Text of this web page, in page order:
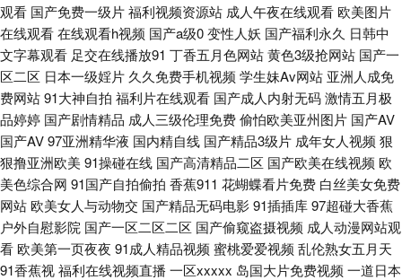
69 91专区探花 91原创大神 欧州A片 91网址导航 人妻丝袜二区 91亚洲精品
婷婷在线 日韩深夜肏逼啪啪啪 色爸爸福利导航 美日韩无码 91黄色视频在线
观看 久久国产精品黄毛片 91久久国产精品 麻豆爱爱网 91cn熟女 韩日a级 亚
洲人妻ntr 国产精品视频九九 日韩色情专区 海角社区福利专区 夜夜骑人人乐
豆花网站官网入口 先锋在线资源av 午夜剧场体验一分钟 超碰四虎东方精品
四虎官网男人AV 91黄色传媒 在线观看第一区 精品福利AV 大香蕉导航网 91
观看 国产免费一级片福利视频资源站 成人午夜在线观看 欧美图片
在线观看在线观看h视频 国产a级0变性人妖 国产福利永久 日韩中
文字幕观看 足交在线播放91 丁香五月色网站黄色3级抢网站 国产一
区二区 日本一级婬片 久久免费手机视频 学生妹Av网站 亚洲人成免
费网站91大神自拍 福利片在线观看 国产成人内射无码激情五月极
品婷婷 国产剧情精品 成人三级伦理免费偷怕欧美亚州图片 国产AV
国产AV97亚洲精华液 国内精自线 国产精品3级片 成年女人视频 狠
狠撸亚洲欧美91操碰在线 国产高清精品二区 国产欧美在线视频 欧
美色综合网 91国产自拍偷拍 香蕉911 花蝴蝶看片免费 白丝美女免费
网站 欧美女人与动物交 国产精品无码电影91插插库97超碰大香蕉
户外自慰影院 国产一区二区二区 国产偷窥盗摄视频 成人动漫网站观
看 欧美第一页夜夜 91成人精品视频 蜜桃爱爱视频 乱伦熟女五月天
91香蕉视福利在线视频直播 一区xxxxx 岛国大片免费视频 一道日本